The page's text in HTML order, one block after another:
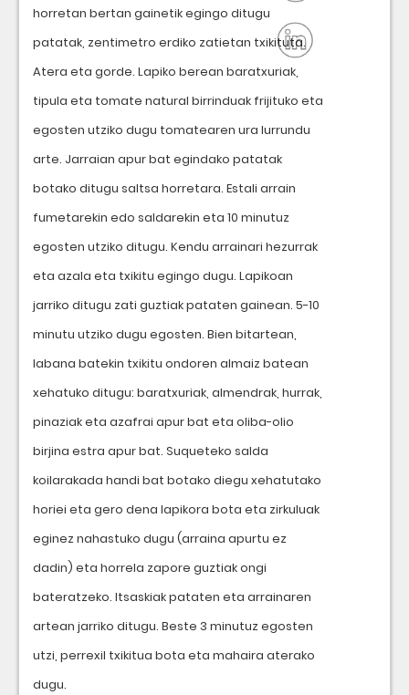
horretan bertan gainetik egingo ditugu
patatak, zentimetro erdiko zatietan txikituta.
Atera eta gorde. Lapiko berean baratxuriak,
tipula eta tomate natural birrinduak frijituko eta
egosten utziko dugu tomatearen ura lurrundu
arte. Jarraian apur bat egindako patatak
botako ditugu saltsa horretara. Estali arrain
fumetarekin edo saldarekin eta 10 minutuz
egosten utziko ditugu. Kendu arrainari hezurrak
eta azala eta txikitu egingo dugu. Lapikoan
jarriko ditugu zati guztiak pataten gainean. 5-10
minutu utziko dugu egosten. Bien bitartean,
labana batekin txikitu ondoren almaiz batean
xehatuko ditugu: baratxuriak, almendrak, hurrak,
pinaziak eta azafrai apur bat eta oliba-olio
birjina estra apur bat. Suqueteko salda
koilarakada handi bat botako diegu xehatutako
horiei eta gero dena lapikora bota eta zirkuluak
eginez nahastuko dugu (arraina apurtu ez
dadin) eta horrela zapore guztiak ongi
bateratzeko. Itsaskiak pataten eta arrainaren
artean jarriko ditugu. Beste 3 minutuz egosten
utzi, perrexil txikitua bota eta mahaira aterako
dugu.